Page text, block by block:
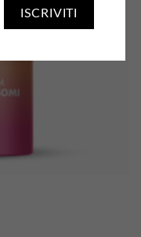
ISCRIVITI